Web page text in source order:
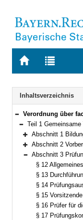
Zur
Zur
letzten
Suche
Navigation
Inhaltsverzeichnis
Bereich reduzieren
Verordnung über fachliche Schwerpunkte in der
Bereich reduzieren
Teil 1
Bereich erweitern
Abschnitt 1
Bereich erweitern
Abschnitt 2
Bereich reduzieren
Abschnitt 3
§ 12 Allgemeines
§ 13
§ 14
§ 15
§ 16 Prüfer für
§ 17